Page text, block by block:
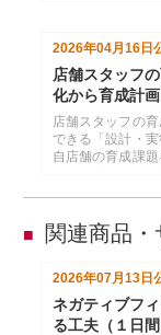
2026年04月16日
店舗スタッフ
化から育成計
店舗スタッフの
できる「設計・
自店舗の育成課
■ 関連商品・
2026年07月13日
ネガティブフ
る工夫（１日間